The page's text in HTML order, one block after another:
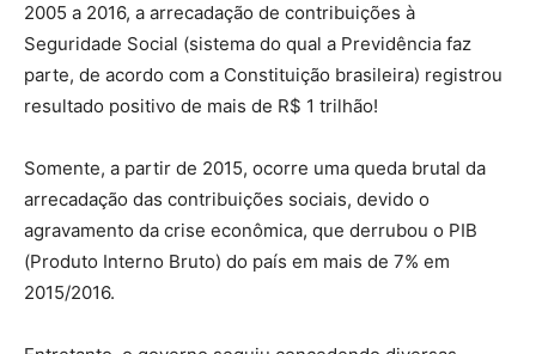
2005 a 2016, a arrecadação de contribuições à
Seguridade Social (sistema do qual a Previdência faz
parte, de acordo com a Constituição brasileira) registrou
resultado positivo de mais de R$ 1 trilhão!
Somente, a partir de 2015, ocorre uma queda brutal da
arrecadação das contribuições sociais, devido o
agravamento da crise econômica, que derrubou o PIB
(Produto Interno Bruto) do país em mais de 7% em
2015/2016.